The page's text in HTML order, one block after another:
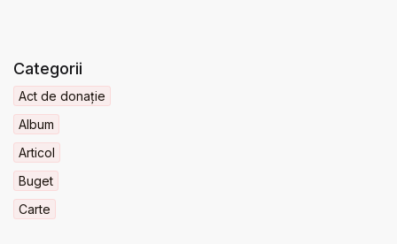
Categorii
Act de donație
Album
Articol
Buget
Carte